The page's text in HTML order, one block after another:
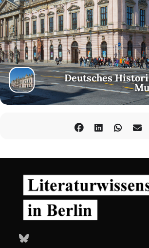
Deutsches
Bluesky